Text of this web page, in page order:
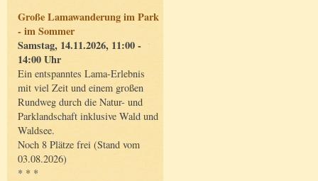
Große Lamawanderung im Park
- im Sommer
Samstag, 14.11.2026, 11:00 -
14:00 Uhr
Ein entspanntes Lama-Erlebnis
mit viel Zeit und einem großen
Rundweg durch die Natur- und
Parklandschaft inklusive Wald und
Waldsee.
Noch 8 Plätze frei (Stand vom
03.08.2026)
* * *